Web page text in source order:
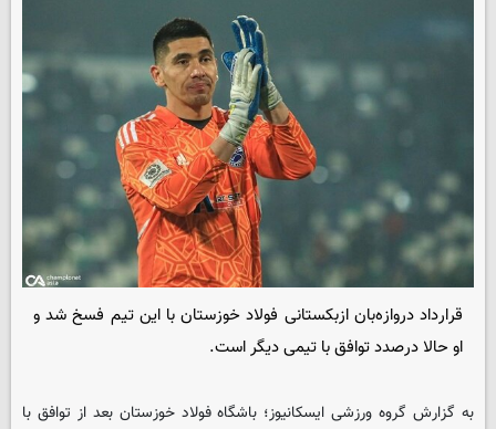
قرارداد دروازه‌بان ازبکستانی فولاد خوزستان با این تیم فسخ شد و
او حالا درصدد توافق با تیمی دیگر است.
به گزارش گروه ورزشی ایسکانیوز؛ باشگاه فولاد خوزستان بعد از توافق با